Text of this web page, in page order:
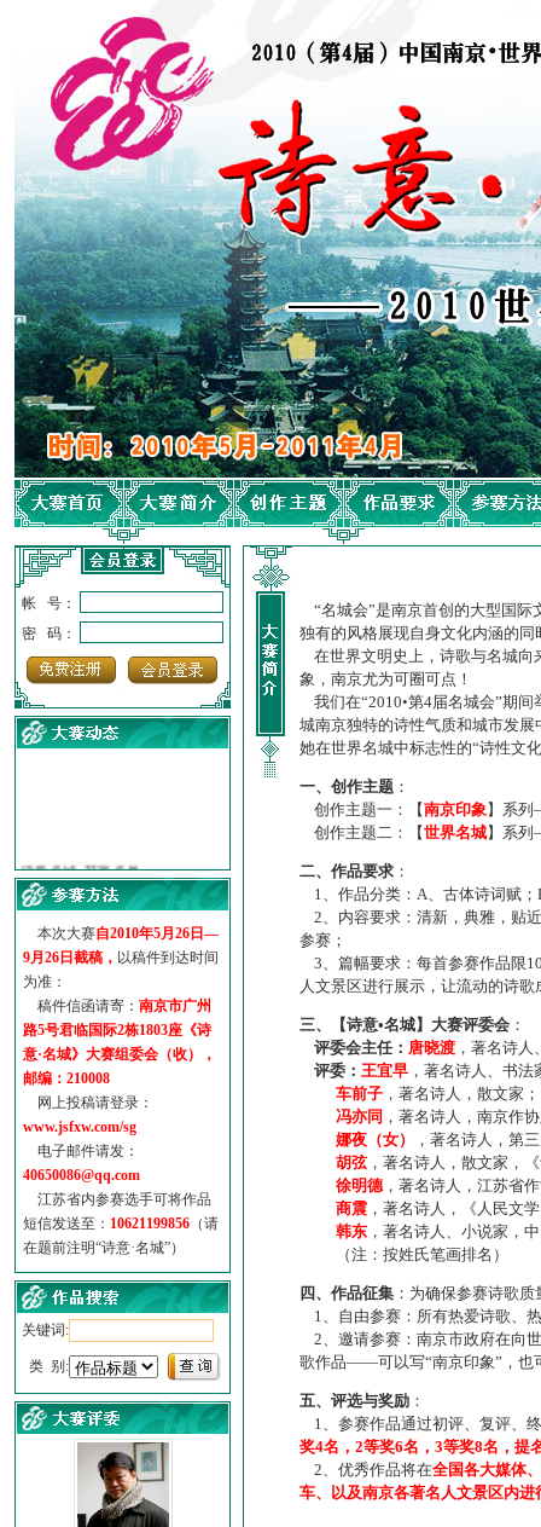
帐 号：
密 码：
·【诗意·名城】地铁展示作...
诗意名城·地铁时间
参赛作品多达5000多首
“诗意·名城”晒诗会
特别通知--致广大诗词爱好...
本次大赛自2010年5月26日—
9月26日截稿， 以稿件到达时间
为准：
稿件信函请寄： 南京市广州
路5号君临国际2栋1803座《诗
意·名城》大赛组委会（收），
邮编：210008
网上投稿请登录：
www.jsfxw.com/sg
电子邮件请发：
40650086@qq.com
江苏省内参赛选手可将作品
短信发送至： 10621199856 （请
在题前注明“诗意·名城”）
关键词:
类 别:
“名城会”是南京首创的大型国际
独有的风格展现自身文化内涵的
在世界文明史上，诗歌与名城向
象，南京尤为可圈可点！
我们在“2010•第4届名城会”期
城南京独特的诗性气质和城市发
她在世界名城中标志性的“诗性文
一、创作主题 ：
创作主题一：【南京印象】系
创作主题二：【世界名城】系
二、作品要求 ：
1、作品分类：A、古体诗词赋；
2、内容要求：清新，典雅，贴
参赛；
3、篇幅要求：每首参赛作品限
人文景区进行展示，让流动的诗
三、【诗意•名城】大赛评委会 ：
评委会主任： 唐晓渡 ，著名诗
评委： 王宜早 ，著名诗人、书
车前子 ，著名诗人，散文家；
冯亦同 ，著名诗人，南京作
娜夜（女）
，著名诗人，第
胡弦，著名诗人，散文家，
徐明德，著名诗人，江苏省
商震 ，著名诗人，《人民文
韩东 ，著名诗人、小说家，
（注：按姓氏笔画排名）
四、作品征集 ：为确保参赛诗歌
1、自由参赛：所有热爱诗歌、
2、邀请参赛：南京市政府在向
歌作品——可以写“南京印象”，也
五、评选与奖励 ：
1、参赛作品通过初评、复评、
奖4名，2等奖6名，3等奖8名，提
2、优秀作品将在全国各大媒体
车、以及南京各著名人文景区内进